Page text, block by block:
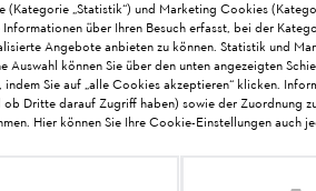
„Statistik“) und Marketing Cookies
über Ihren Besuch erfasst, bei der
Angebote anbieten zu können. Statistik und
können Sie über den unten angezeigten
Sie auf „alle Cookies akzeptieren“ klicken.
Dritte darauf Zugriff haben) sowie der Zuordnung
Hier können Sie Ihre Cookie-Einstellungen auch